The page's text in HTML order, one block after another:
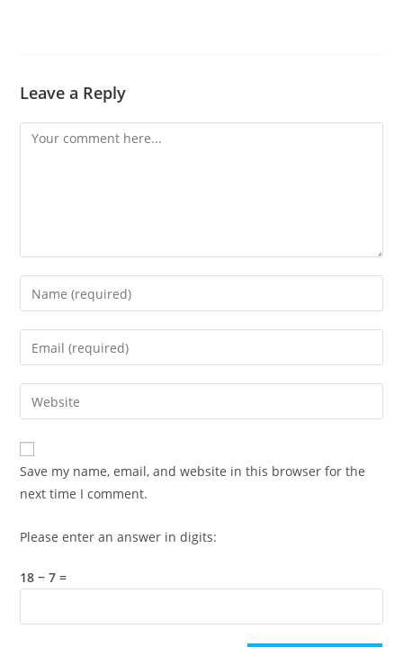
Leave a Reply
Comment
Enter
your
name
comment
Enter
your
email
address
comment
Enter
your
website
URL
(optional)
Save my name, email, and website in this browser for the
next time I comment.
Please enter an answer in digits:
18 − 7 =